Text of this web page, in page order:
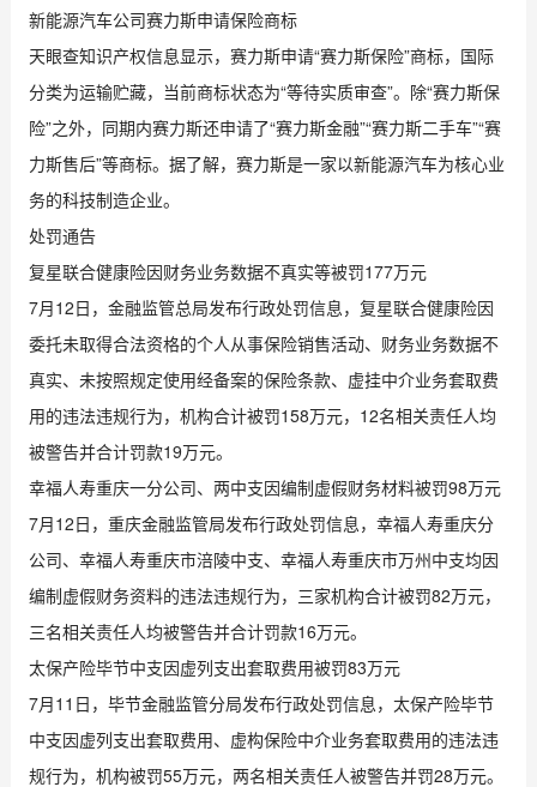
新能源汽车公司赛力斯申请保险商标
天眼查知识产权信息显示，赛力斯申请“赛力斯保险”商标，国际
分类为运输贮藏，当前商标状态为“等待实质审查”。除“赛力斯保
险”之外，同期内赛力斯还申请了“赛力斯金融”“赛力斯二手车”“赛
力斯售后”等商标。据了解，赛力斯是一家以新能源汽车为核心业
务的科技制造企业。
处罚通告
复星联合健康险因财务业务数据不真实等被罚177万元
7月12日，金融监管总局发布行政处罚信息，复星联合健康险因
委托未取得合法资格的个人从事保险销售活动、财务业务数据不
真实、未按照规定使用经备案的保险条款、虚挂中介业务套取费
用的违法违规行为，机构合计被罚158万元，12名相关责任人均
被警告并合计罚款19万元。
幸福人寿重庆一分公司、两中支因编制虚假财务材料被罚98万元
7月12日，重庆金融监管局发布行政处罚信息，幸福人寿重庆分
公司、幸福人寿重庆市涪陵中支、幸福人寿重庆市万州中支均因
编制虚假财务资料的违法违规行为，三家机构合计被罚82万元，
三名相关责任人均被警告并合计罚款16万元。
太保产险毕节中支因虚列支出套取费用被罚83万元
7月11日，毕节金融监管分局发布行政处罚信息，太保产险毕节
中支因虚列支出套取费用、虚构保险中介业务套取费用的违法违
规行为，机构被罚55万元，两名相关责任人被警告并罚28万元。